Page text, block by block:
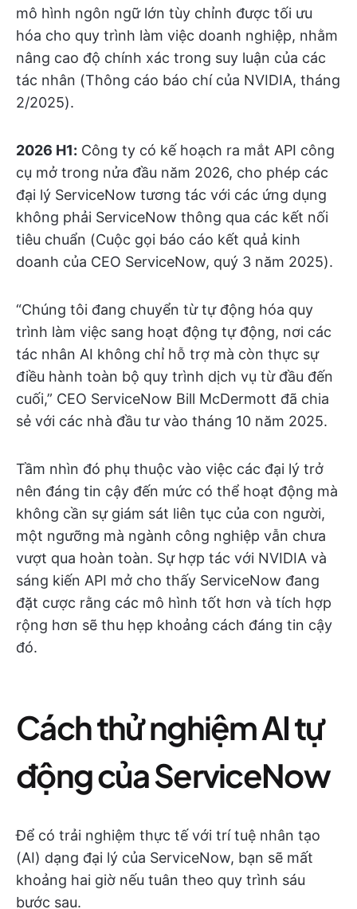
mô hình ngôn ngữ lớn tùy chỉnh được tối ưu
hóa cho quy trình làm việc doanh nghiệp, nhằm
nâng cao độ chính xác trong suy luận của các
tác nhân (Thông cáo báo chí của NVIDIA, tháng
2/2025).
2026 H1: Công ty có kế hoạch ra mắt API công
cụ mở trong nửa đầu năm 2026, cho phép các
đại lý ServiceNow tương tác với các ứng dụng
không phải ServiceNow thông qua các kết nối
tiêu chuẩn (Cuộc gọi báo cáo kết quả kinh
doanh của CEO ServiceNow, quý 3 năm 2025).
“Chúng tôi đang chuyển từ tự động hóa quy
trình làm việc sang hoạt động tự động, nơi các
tác nhân AI không chỉ hỗ trợ mà còn thực sự
điều hành toàn bộ quy trình dịch vụ từ đầu đến
cuối,” CEO ServiceNow Bill McDermott đã chia
sẻ với các nhà đầu tư vào tháng 10 năm 2025.
Tầm nhìn đó phụ thuộc vào việc các đại lý trở
nên đáng tin cậy đến mức có thể hoạt động mà
không cần sự giám sát liên tục của con người,
một ngưỡng mà ngành công nghiệp vẫn chưa
vượt qua hoàn toàn. Sự hợp tác với NVIDIA và
sáng kiến API mở cho thấy ServiceNow đang
đặt cược rằng các mô hình tốt hơn và tích hợp
rộng hơn sẽ thu hẹp khoảng cách đáng tin cậy
đó.
Cách thử nghiệm AI tự
động của ServiceNow
Để có trải nghiệm thực tế với trí tuệ nhân tạo
(AI) dạng đại lý của ServiceNow, bạn sẽ mất
khoảng hai giờ nếu tuân theo quy trình sáu
bước sau.